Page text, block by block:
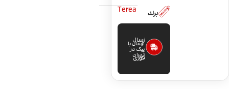
برند Terea
ارسال
فوری
ارسال با
پیک در
تهران